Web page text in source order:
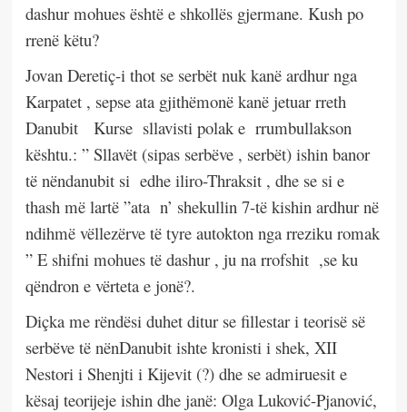
dashur mohues është e shkollës gjermane. Kush po
rrenë këtu?
Jovan Deretiç-i thot se serbët nuk kanë ardhur nga
Karpatet , sepse ata gjithëmonë kanë jetuar rreth
Danubit
Kurse sllavisti polak e rrumbullakson
kështu.: ” Sllavët (sipas serbëve , serbët) ishin banor
të nëndanubit si edhe iliro-Thraksit , dhe se si e
thash më lartë ”ata n’ shekullin 7-të kishin ardhur në
ndihmë vëllezërve të tyre autokton nga rreziku romak
” E shifni mohues të dashur , ju na rrofshit ,se ku
qëndron e vërteta e jonë?.
Diçka me rëndësi duhet ditur se fillestar i teorisë së
serbëve të nënDanubit ishte kronisti i shek, XII
Nestori i Shenjti i Kijevit (?) dhe se admiruesit e
kësaj teorijeje ishin dhe janë: Olga Luković-Pjanović,